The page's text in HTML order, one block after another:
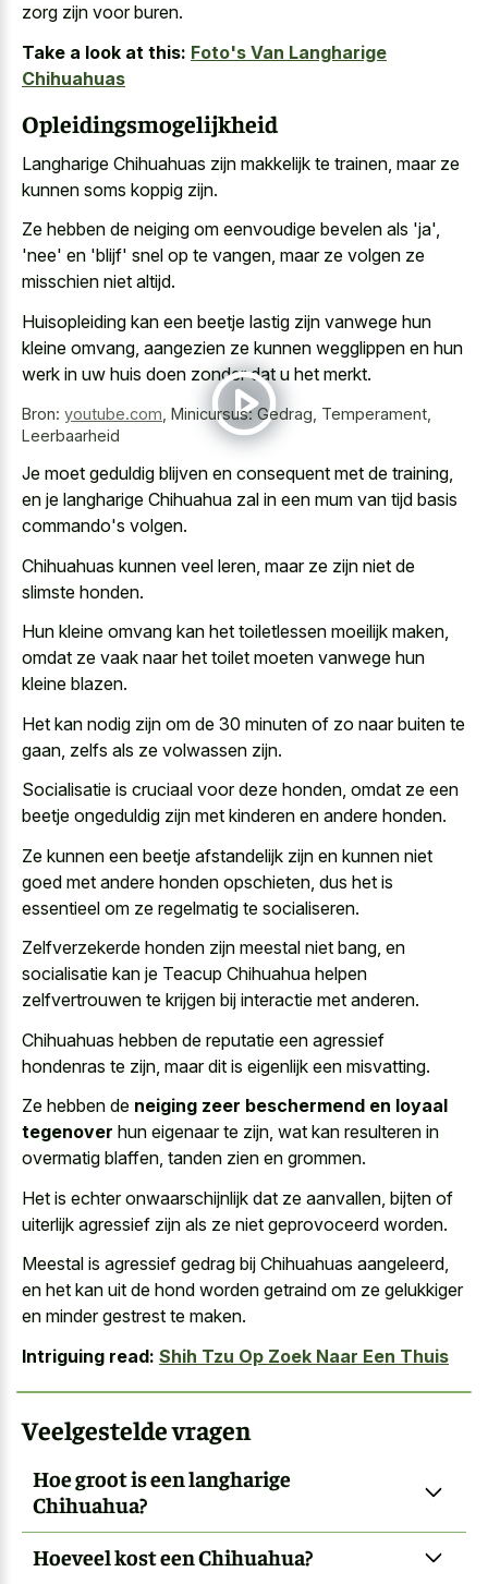
zorg zijn voor buren.
Take a look at this: Foto's Van Langharige
Chihuahuas
Opleidingsmogelijkheid
Langharige Chihuahuas zijn makkelijk te trainen, maar ze
kunnen soms koppig zijn.
Ze hebben de neiging om eenvoudige bevelen als 'ja',
'nee' en 'blijf' snel op te vangen, maar ze volgen ze
misschien niet altijd.
Huisopleiding kan een beetje lastig zijn vanwege hun
kleine omvang, aangezien ze kunnen wegglippen en hun
werk in uw huis doen zonder dat u het merkt.
Bron: youtube.com Minicursus: Gedrag, Temperament,
Leerbaarheid
Je moet geduldig blijven en consequent met de training,
en je langharige Chihuahua zal in een mum van tijd basis
commando's volgen.
Chihuahuas kunnen veel leren, maar ze zijn niet de
slimste honden.
Hun kleine omvang kan het toiletlessen moeilijk maken,
omdat ze vaak naar het toilet moeten vanwege hun
kleine blazen.
Het kan nodig zijn om de 30 minuten of zo naar buiten te
gaan, zelfs als ze volwassen zijn.
Socialisatie is cruciaal voor deze honden, omdat ze een
beetje ongeduldig zijn met kinderen en andere honden.
Ze kunnen een beetje afstandelijk zijn en kunnen niet
goed met andere honden opschieten, dus het is
essentieel om ze regelmatig te socialiseren.
Zelfverzekerde honden zijn meestal niet bang, en
socialisatie kan je Teacup Chihuahua helpen
zelfvertrouwen te krijgen bij interactie met anderen.
Chihuahuas hebben de reputatie een agressief
hondenras te zijn, maar dit is eigenlijk een misvatting.
Ze hebben de neiging zeer beschermend en loyaal
tegenover hun eigenaar te zijn, wat kan resulteren in
overmatig blaffen, tanden zien en grommen.
Het is echter onwaarschijnlijk dat ze aanvallen, bijten of
uiterlijk agressief zijn als ze niet geprovoceerd worden.
Meestal is agressief gedrag bij Chihuahuas aangeleerd,
en het kan uit de hond worden getraind om ze gelukkiger
en minder gestrest te maken.
Intriguing read: Shih Tzu Op Zoek Naar Een Thuis
Veelgestelde vragen
Hoe groot is een langharige
Chihuahua?
Hoeveel kost een Chihuahua?